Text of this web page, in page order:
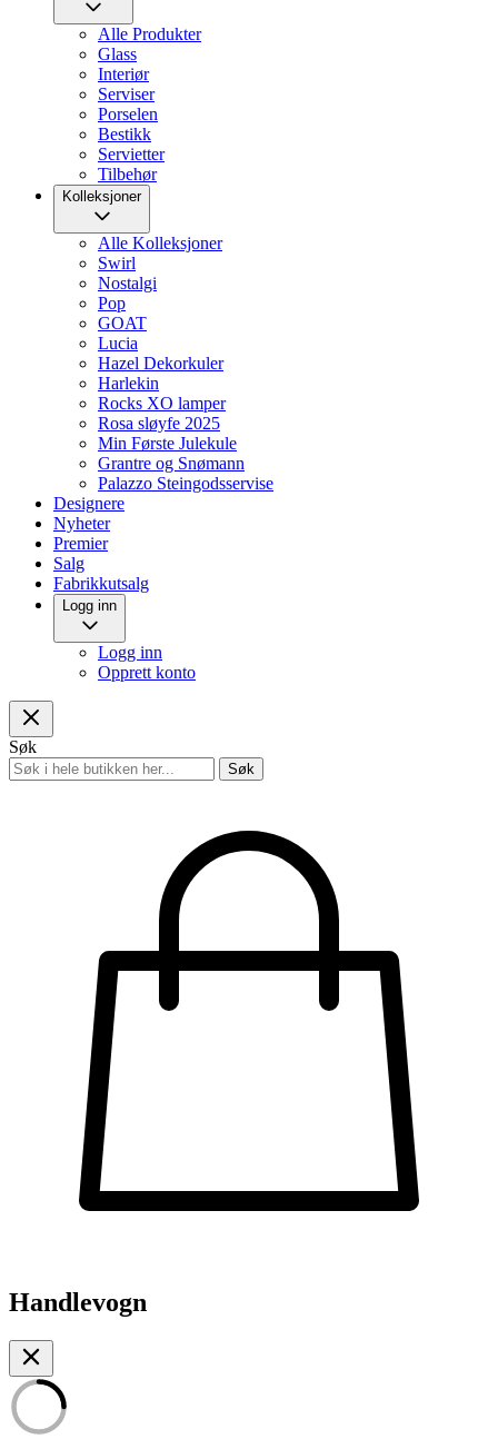
Alle Produkter
Glass
Interiør
Serviser
Porselen
Bestikk
Servietter
Tilbehør
Kolleksjoner
Alle Kolleksjoner
Swirl
Nostalgi
Pop
GOAT
Lucia
Hazel Dekorkuler
Harlekin
Rocks XO lamper
Rosa sløyfe 2025
Min Første Julekule
Grantre og Snømann
Palazzo Steingodsservise
Designere
Nyheter
Premier
Salg
Fabrikkutsalg
Logg inn
Logg inn
Opprett konto
Søk
Søk
Handlevogn